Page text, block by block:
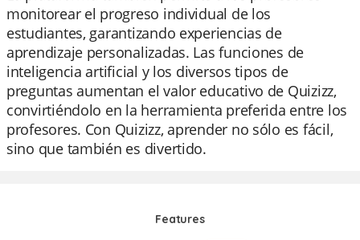
monitorear el progreso individual de los
estudiantes, garantizando experiencias de
aprendizaje personalizadas. Las funciones de
inteligencia artificial y los diversos tipos de
preguntas aumentan el valor educativo de Quizizz,
convirtiéndolo en la herramienta preferida entre los
profesores. Con Quizizz, aprender no sólo es fácil,
sino que también es divertido.
Features